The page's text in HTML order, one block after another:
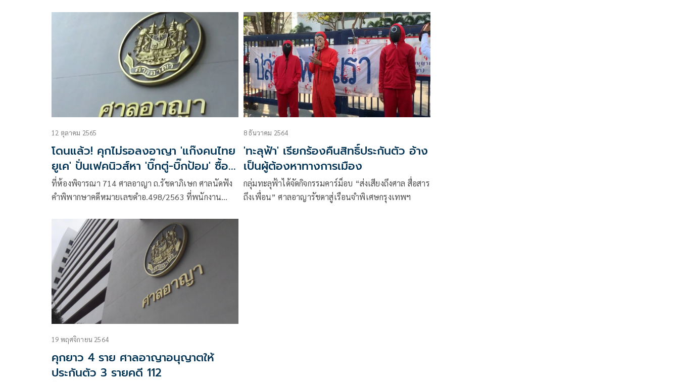
12 ตุลาคม 2565
โดนแล้ว! คุกไม่รอลงอาญา 'แก๊งคนไทย
ยูเค' ปั่นเฟคนิวส์หา 'บิ๊กตู่-บิ๊กป้อม' ซื้อ
ดาวเทียม
ที่ห้องพิจารณา 714 ศาลอาญา ถ.รัชดาภิเษก ศาลนัดฟัง
คำพิพากษาคดีหมายเลขดำอ.498/2563 ที่พนักงาน
8 ธันวาคม 2564
'ทะลุฟ้า' เรียกร้องคืนสิทธิ์ประกันตัว อ้าง
เป็นผู้ต้องหาทางการเมือง
กลุ่มทะลุฟ้าได้จัดกิจกรรมคาร์ม็อบ “ส่งเสียงถึงศาล สื่อสาร
ถึงเพื่อน” ศาลอาญารัชดาสู่เรือนจำพิเศษกรุงเทพฯ
19 พฤศจิกายน 2564
คุกยาว 4 ราย ศาลอาญาอนุญาตให้
ประกันตัว 3 รายคดี 112